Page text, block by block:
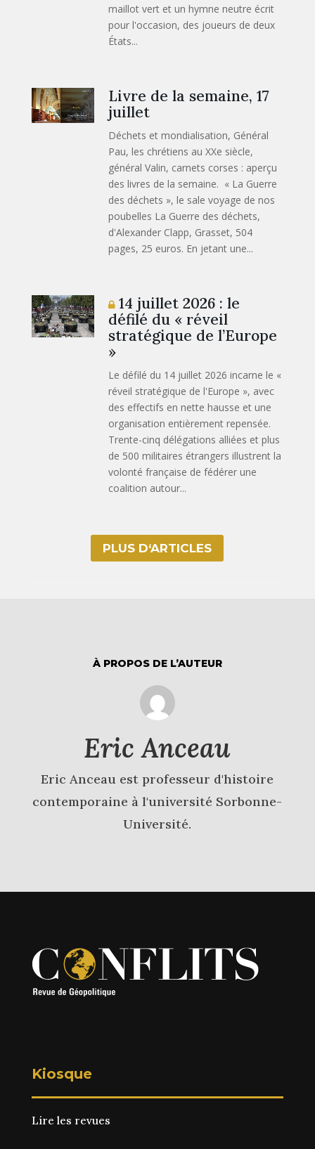
maillot vert et un hymne neutre écrit
pour l'occasion, des joueurs de deux
États...
Livre de la semaine, 17
juillet
Déchets et mondialisation, Général
Pau, les chrétiens au XXe siècle,
général Valin, carnets corses : aperçu
des livres de la semaine. « La Guerre
des déchets », le sale voyage de nos
poubelles La Guerre des déchets,
d'Alexander Clapp, Grasset, 504
pages, 25 euros. En jetant une...
14 juillet 2026 : le
défilé du « réveil
stratégique de l’Europe
»
Le défilé du 14 juillet 2026 incarne le «
réveil stratégique de l'Europe », avec
des effectifs en nette hausse et une
organisation entièrement repensée.
Trente-cinq délégations alliées et plus
de 500 militaires étrangers illustrent la
volonté française de fédérer une
coalition autour...
PLUS D‘ARTICLES
À PROPOS DE L’AUTEUR
Eric Anceau
Eric Anceau est professeur d'histoire
contemporaine à l'université Sorbonne-
Université.
Kiosque
Lire les revues